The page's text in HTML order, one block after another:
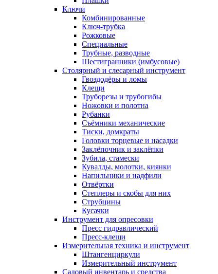
Ключи
Комбинированные
Ключ-трубка
Рожковые
Специальные
Трубные, разводные
Шестигранники (имбусовые)
Столярный и слесарный инструмент
Гвоздодёры и ломы
Клещи
Труборезы и трубогибы
Ножовки и полотна
Рубанки
Съёмники механические
Тиски, домкраты
Головки торцевые и насадки
Заклёпочник и заклёпки
Зубила, стамески
Кувалды, молотки, киянки
Напильники и надфили
Отвёртки
Степлеры и скобы для них
Струбцины
Кусачки
Инструмент для опресовки
Пресс гидравлический
Пресс-клещи
Измерительная техника и инструмент
Штангенциркули
Измерительный инструмент
Садовый инвентарь и средства